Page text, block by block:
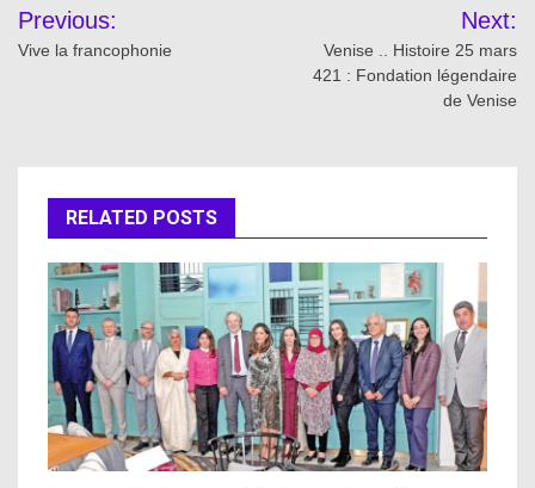
navigation
Previous:
Vive la francophonie
Next:
Venise .. Histoire 25 mars
421 : Fondation légendaire
de Venise
RELATED POSTS